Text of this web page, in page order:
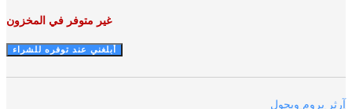
غير متوفر في المخزون
بروم ويجول